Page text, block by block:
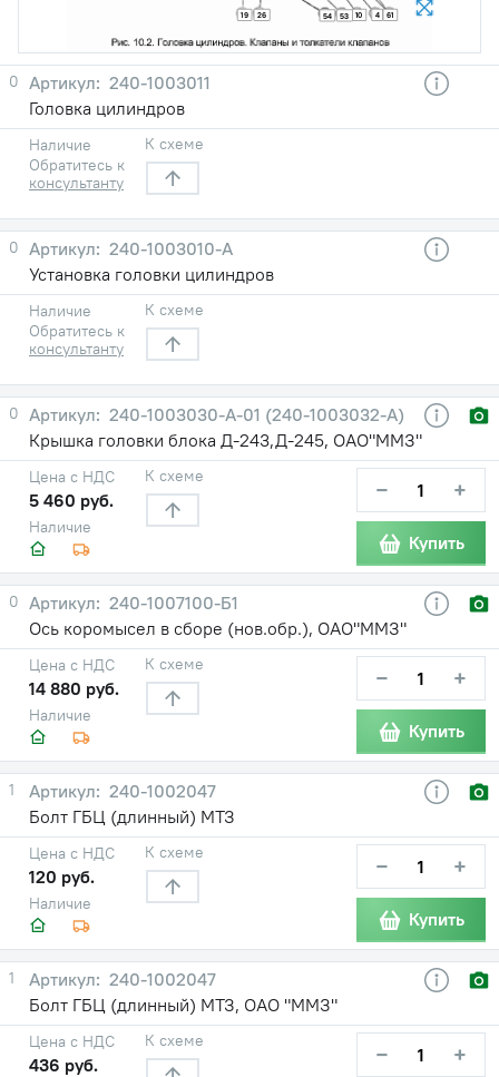
4
10
19 26 53
54 61
0
240-1003011
Головка цилиндров
Наличие
Обратитесь к
консультанту
К схеме
0
240-1003010-А
Установка головки цилиндров
Наличие
Обратитесь к
консультанту
К схеме
0
240-1003030-А-01 (240-1003032-А)
Крышка головки блока Д-243,Д-245, ОАО"ММЗ"
Наличие
Цена с НДС
5 460 руб.
К схеме − +
Купить
0
240-1007100-Б1
Ось коромысел в сборе (нов.обр.), ОАО"ММЗ"
Наличие
Цена с НДС
14 880 руб.
К схеме − +
Купить
1
240-1002047
Болт ГБЦ (длинный) МТЗ
Наличие
Цена с НДС
120 руб.
К схеме − +
Купить
1
240-1002047
Болт ГБЦ (длинный) МТЗ, ОАО "ММЗ"
Цена с НДС
436 руб.
К схеме − +